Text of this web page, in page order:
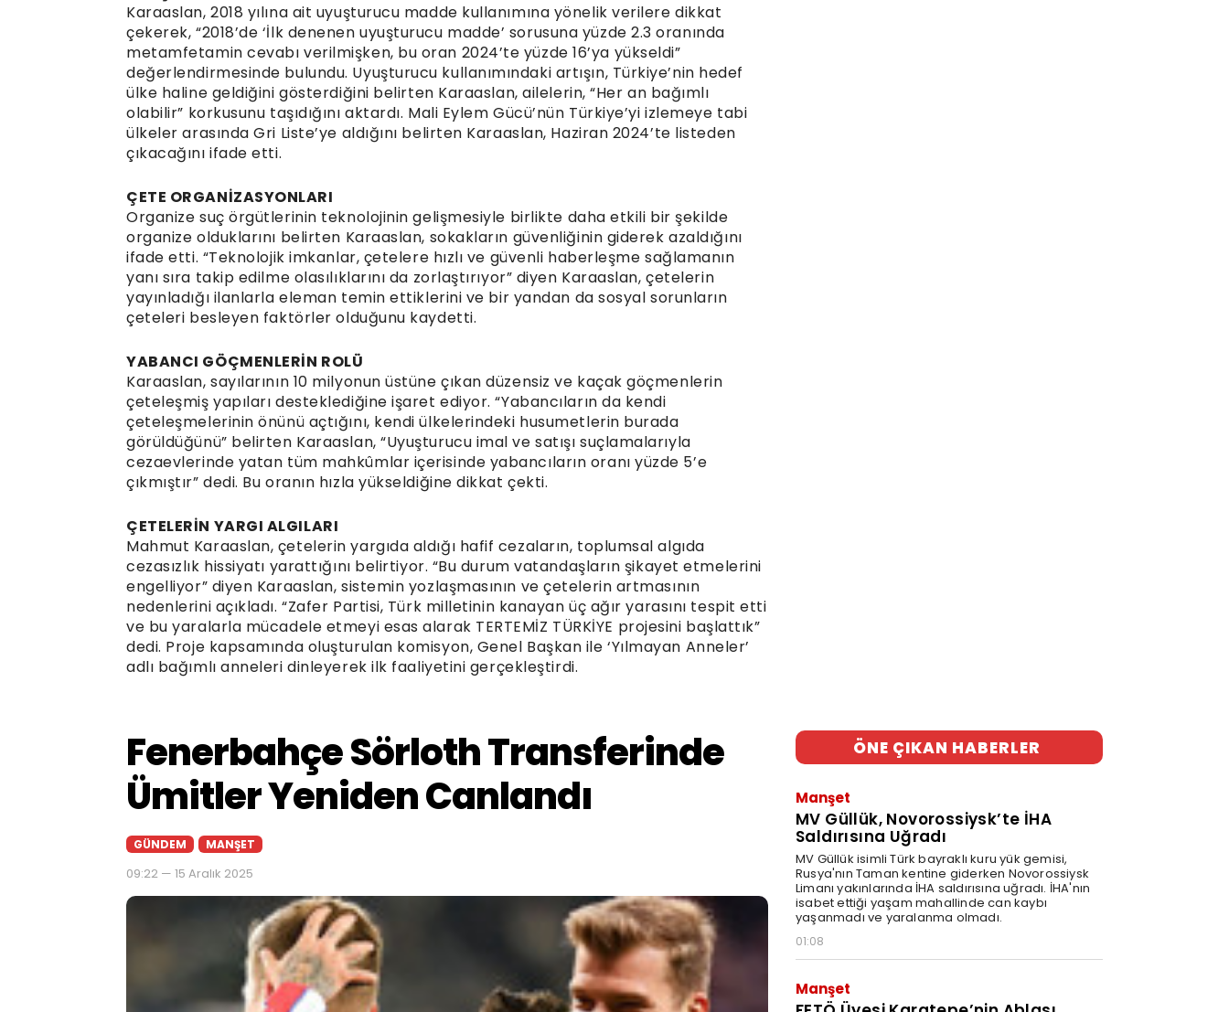
Karaaslan, 2018 yılına ait uyuşturucu madde kullanımına yönelik verilere dikkat
çekerek, “2018’de ‘İlk denenen uyuşturucu madde’ sorusuna yüzde 2.3 oranında
metamfetamin cevabı verilmişken, bu oran 2024’te yüzde 16’ya yükseldi”
değerlendirmesinde bulundu. Uyuşturucu kullanımındaki artışın, Türkiye’nin hedef
ülke haline geldiğini gösterdiğini belirten Karaaslan, ailelerin, “Her an bağımlı
olabilir” korkusunu taşıdığını aktardı. Mali Eylem Gücü’nün Türkiye’yi izlemeye tabi
ülkeler arasında Gri Liste’ye aldığını belirten Karaaslan, Haziran 2024’te listeden
çıkacağını ifade etti.
ÇETE ORGANİZASYONLARI
Organize suç örgütlerinin teknolojinin gelişmesiyle birlikte daha etkili bir şekilde
organize olduklarını belirten Karaaslan, sokakların güvenliğinin giderek azaldığını
ifade etti. “Teknolojik imkanlar, çetelere hızlı ve güvenli haberleşme sağlamanın
yanı sıra takip edilme olasılıklarını da zorlaştırıyor” diyen Karaaslan, çetelerin
yayınladığı ilanlarla eleman temin ettiklerini ve bir yandan da sosyal sorunların
çeteleri besleyen faktörler olduğunu kaydetti.
YABANCI GÖÇMENLERİN ROLÜ
Karaaslan, sayılarının 10 milyonun üstüne çıkan düzensiz ve kaçak göçmenlerin
çeteleşmiş yapıları desteklediğine işaret ediyor. “Yabancıların da kendi
çeteleşmelerinin önünü açtığını, kendi ülkelerindeki husumetlerin burada
görüldüğünü” belirten Karaaslan, “Uyuşturucu imal ve satışı suçlamalarıyla
cezaevlerinde yatan tüm mahkûmlar içerisinde yabancıların oranı yüzde 5’e
çıkmıştır” dedi. Bu oranın hızla yükseldiğine dikkat çekti.
ÇETELERİN YARGI ALGILARI
Mahmut Karaaslan, çetelerin yargıda aldığı hafif cezaların, toplumsal algıda
cezasızlık hissiyatı yarattığını belirtiyor. “Bu durum vatandaşların şikayet etmelerini
engelliyor” diyen Karaaslan, sistemin yozlaşmasının ve çetelerin artmasının
nedenlerini açıkladı. “Zafer Partisi, Türk milletinin kanayan üç ağır yarasını tespit etti
ve bu yaralarla mücadele etmeyi esas alarak TERTEMİZ TÜRKİYE projesini başlattık”
dedi. Proje kapsamında oluşturulan komisyon, Genel Başkan ile ‘Yılmayan Anneler’
adlı bağımlı anneleri dinleyerek ilk faaliyetini gerçekleştirdi.